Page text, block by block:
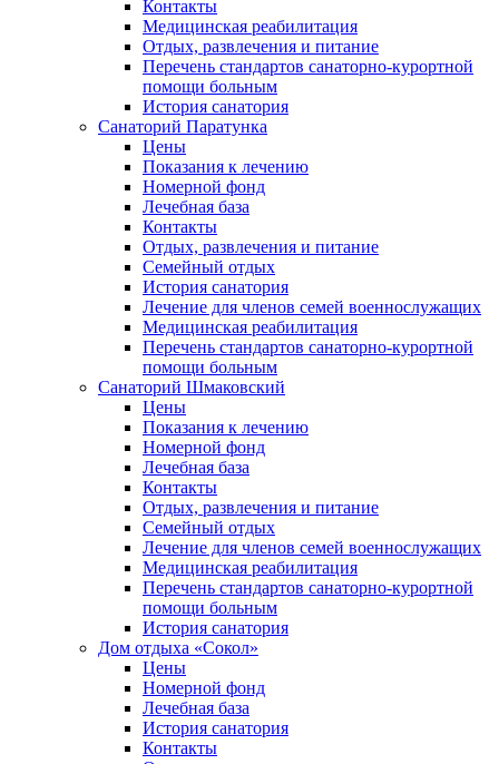
Контакты
Медицинская реабилитация
Отдых, развлечения и питание
Перечень стандартов санаторно-курортной
помощи больным
История санатория
Санаторий Паратунка
Цены
Показания к лечению
Номерной фонд
Лечебная база
Контакты
Отдых, развлечения и питание
Семейный отдых
История санатория
Лечение для членов семей военнослужащих
Медицинская реабилитация
Перечень стандартов санаторно-курортной
помощи больным
Санаторий Шмаковский
Цены
Показания к лечению
Номерной фонд
Лечебная база
Контакты
Отдых, развлечения и питание
Семейный отдых
Лечение для членов семей военнослужащих
Медицинская реабилитация
Перечень стандартов санаторно-курортной
помощи больным
История санатория
Дом отдыха «Сокол»
Цены
Номерной фонд
Лечебная база
История санатория
Контакты